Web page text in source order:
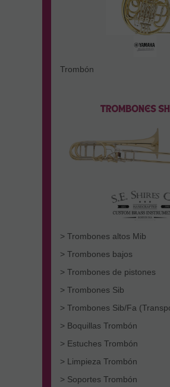
Trombón
> Trombones altos Mib
> Trombones bajos
> Trombones de pistones
> Trombones Sib
> Trombones Sib/Fa
> Boquillas Trombón
> Estuches Trombón
> Limpieza Trombón
> Soportes Trombón